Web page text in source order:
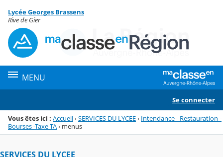
Menu de la rubrique
Contenu
Lycée Georges Brassens
Rive de Gier
MENU
Se connecter
Vous êtes ici : Accueil›SERVICES DU LYCEE› Intendance - Restauration -
Bourses -Taxe TA› menus
SERVICES DU LYCEE